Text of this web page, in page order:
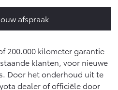
afspraak
200.000 kilometer garantie
klanten, voor nieuwe
Door het onderhoud uit te
dealer of officiële door